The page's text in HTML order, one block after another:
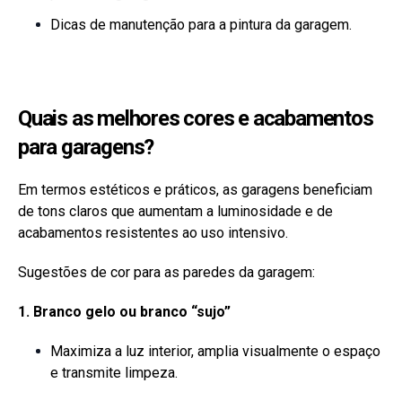
Dicas de manutenção para a pintura da garagem.
Quais as melhores cores e acabamentos
para garagens?
Em termos estéticos e práticos, as garagens beneficiam
de tons claros que aumentam a luminosidade e de
acabamentos resistentes ao uso intensivo.
Sugestões de cor para as paredes da garagem:
1. Branco gelo ou branco “sujo”
Maximiza a luz interior, amplia visualmente o espaço
e transmite limpeza.